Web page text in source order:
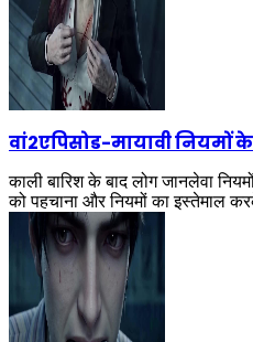
वां2एपिसोड-मायावी नियमों
काली बारिश के बाद लोग जानलेवा
को पहचाना और नियमों का इस्तेमाल